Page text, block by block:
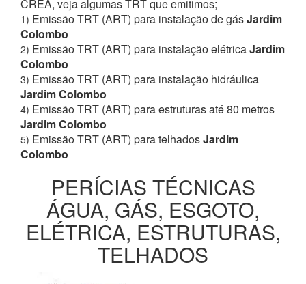
CREA, veja algumas TRT que emitimos;
1) Emissão TRT (ART) para instalação de gásJardim
Colombo
2) Emissão TRT (ART) para instalação elétricaJardim
Colombo
3) Emissão TRT (ART) para instalação hidráulica
Jardim Colombo
4) Emissão TRT (ART) para estruturas até 80 metros
Jardim Colombo
5) Emissão TRT (ART) para telhadosJardim
Colombo
PERÍCIAS TÉCNICAS
ÁGUA, GÁS, ESGOTO,
ELÉTRICA, ESTRUTURAS,
TELHADOS